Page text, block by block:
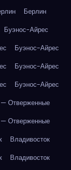
Берлин
Буэнос-Айрес
Буэнос-Айрес
Буэнос-Айрес
Буэнос-Айрес
— Отверженные
— Отверженные
Владивосток
Владивосток